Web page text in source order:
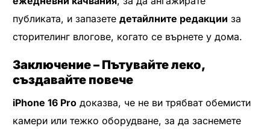
публиката, и запазетедетайлните редакции за
сторителинг влогове, когато се върнете у дома.
Заключение – Пътувайте леко,
създавайте повече
iPhone 16 Pro доказва, че не ви трябват обемисти
камери или тежко оборудване, за да заснемете